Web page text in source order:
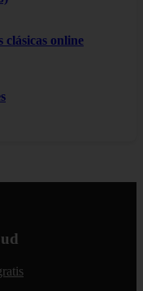
clásicas online